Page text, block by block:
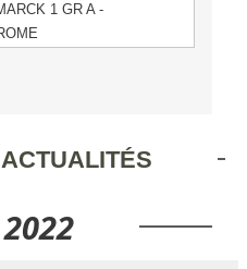
1 GR A -
2022